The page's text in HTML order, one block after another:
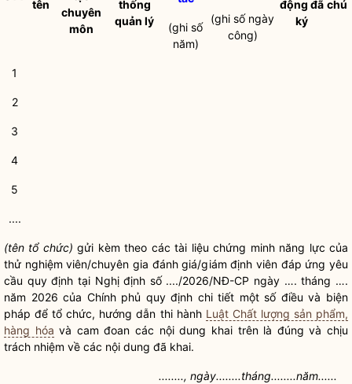
tên
chuyên
môn
thống
quản lý
(ghi số
năm)
(ghi số ngày
công)
động đã
ký
chú
1
2
3
4
5
....
(tên tổ chức) gửi kèm theo các tài liệu chứng minh năng lực của
thử nghiệm viên/chuyên gia đánh giá/giám định viên đáp ứng yêu
cầu quy định tại Nghị định số ..../2026/NĐ-CP ngày …. tháng ….
năm 2026 của Chính phủ quy định chi tiết một số điều và biện
pháp để tổ chức, hướng dẫn thi hành Luật Chất lượng sản phẩm,
hàng hóa và cam đoan các nội dung khai trên là đúng và chịu
trách nhiệm về các nội dung đã khai.
........, ngày........tháng........năm......